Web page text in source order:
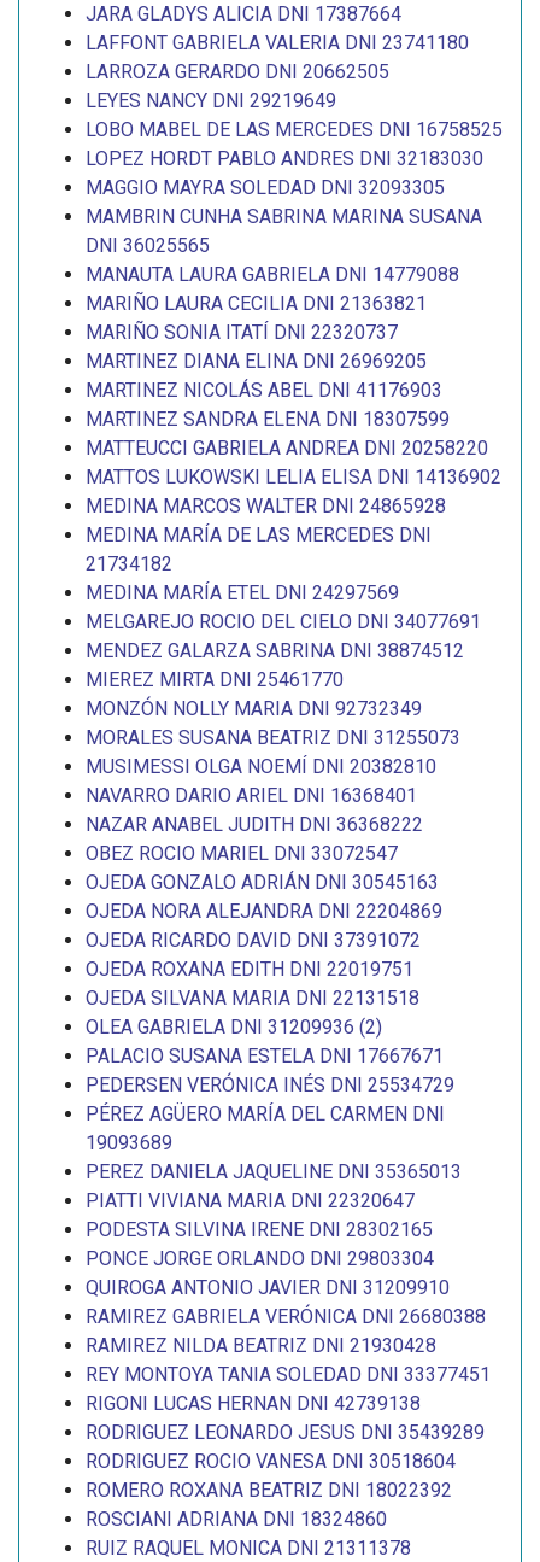
JARA GLADYS ALICIA DNI 17387664
LAFFONT GABRIELA VALERIA DNI 23741180
LARROZA GERARDO DNI 20662505
LEYES NANCY DNI 29219649
LOBO MABEL DE LAS MERCEDES DNI 16758525
LOPEZ HORDT PABLO ANDRES DNI 32183030
MAGGIO MAYRA SOLEDAD DNI 32093305
MAMBRIN CUNHA SABRINA MARINA SUSANA
DNI 36025565
MANAUTA LAURA GABRIELA DNI 14779088
MARIÑO LAURA CECILIA DNI 21363821
MARIÑO SONIA ITATÍ DNI 22320737
MARTINEZ DIANA ELINA DNI 26969205
MARTINEZ NICOLÁS ABEL DNI 41176903
MARTINEZ SANDRA ELENA DNI 18307599
MATTEUCCI GABRIELA ANDREA DNI 20258220
MATTOS LUKOWSKI LELIA ELISA DNI 14136902
MEDINA MARCOS WALTER DNI 24865928
MEDINA MARÍA DE LAS MERCEDES DNI
21734182
MEDINA MARÍA ETEL DNI 24297569
MELGAREJO ROCIO DEL CIELO DNI 34077691
MENDEZ GALARZA SABRINA DNI 38874512
MIEREZ MIRTA DNI 25461770
MONZÓN NOLLY MARIA DNI 92732349
MORALES SUSANA BEATRIZ DNI 31255073
MUSIMESSI OLGA NOEMÍ DNI 20382810
NAVARRO DARIO ARIEL DNI 16368401
NAZAR ANABEL JUDITH DNI 36368222
OBEZ ROCIO MARIEL DNI 33072547
OJEDA GONZALO ADRIÁN DNI 30545163
OJEDA NORA ALEJANDRA DNI 22204869
OJEDA RICARDO DAVID DNI 37391072
OJEDA ROXANA EDITH DNI 22019751
OJEDA SILVANA MARIA DNI 22131518
OLEA GABRIELA DNI 31209936 (2)
PALACIO SUSANA ESTELA DNI 17667671
PEDERSEN VERÓNICA INÉS DNI 25534729
PÉREZ AGÜERO MARÍA DEL CARMEN DNI
19093689
PEREZ DANIELA JAQUELINE DNI 35365013
PIATTI VIVIANA MARIA DNI 22320647
PODESTA SILVINA IRENE DNI 28302165
PONCE JORGE ORLANDO DNI 29803304
QUIROGA ANTONIO JAVIER DNI 31209910
RAMIREZ GABRIELA VERÓNICA DNI 26680388
RAMIREZ NILDA BEATRIZ DNI 21930428
REY MONTOYA TANIA SOLEDAD DNI 33377451
RIGONI LUCAS HERNAN DNI 42739138
RODRIGUEZ LEONARDO JESUS DNI 35439289
RODRIGUEZ ROCIO VANESA DNI 30518604
ROMERO ROXANA BEATRIZ DNI 18022392
ROSCIANI ADRIANA DNI 18324860
RUIZ RAQUEL MONICA DNI 21311378